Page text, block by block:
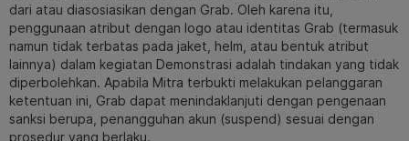
dari atau diasosiasikan dengan Grab. Oleh karena itu,
penggunaan atribut dengan logo atau identitas Grab (termasuk
namun tidak terbatas pada jaket, helm, atau bentuk atribut
lainnya) dalam kegiatan Demonstrasi adalah tindakan yang tidak
diperbolehkan. Apabila Mitra terbukti melakukan pelanggaran
ketentuan ini, Grab dapat menindaklanjuti dengan pengenaan
sanksi berupa, penangguhan akun (suspend) sesuai dengan
prosedur yang berlaku.